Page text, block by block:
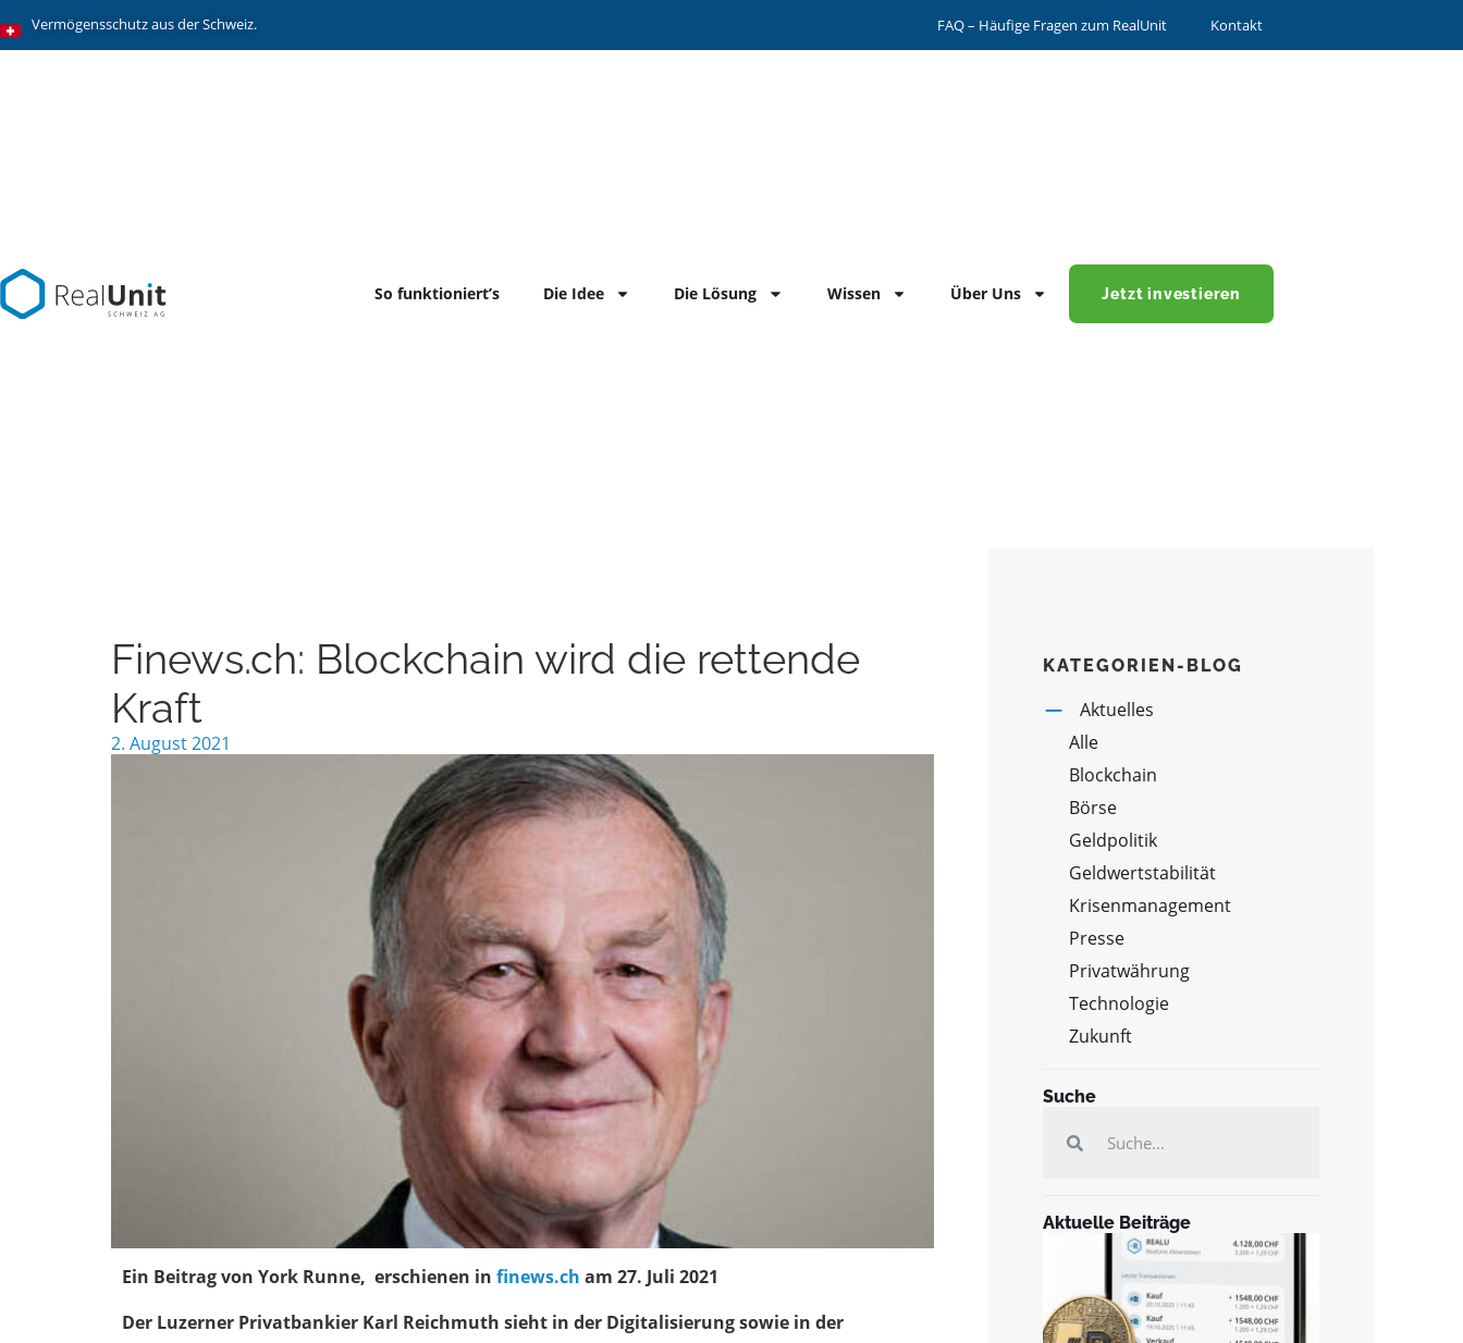
Vermögensschutz aus der Schweiz. FAQ – Häufige Fragen zum RealUnit Kontakt
So funktioniert’s Die Idee Die Lösung Wissen Über Uns Jetzt investieren
Finews.ch: Blockchain wird die rettende
Kraft
2. August 2021
Ein Beitrag von York Runne, erschienen in finews.ch am 27. Juli 2021
Der Luzerner Privatbankier Karl Reichmuth sieht in der Digitalisierung sowie in der
KATEGORIEN-BLOG
Aktuelles
Alle
Blockchain
Börse
Geldpolitik
Geldwertstabilität
Krisenmanagement
Presse
Privatwährung
Technologie
Zukunft
Suche
Aktuelle Beiträge